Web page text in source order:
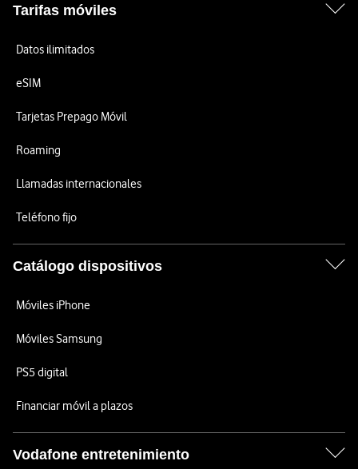
Tarifas móviles
Datos ilimitados
eSIM
Tarjetas Prepago Móvil
Roaming
Llamadas internacionales
Teléfono fijo
Catálogo dispositivos
Móviles iPhone
Móviles Samsung
PS5 digital
Financiar móvil a plazos
Vodafone entretenimiento